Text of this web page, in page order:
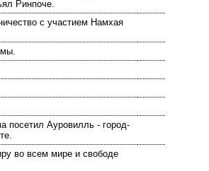
Ринпоче.
с участием Намхая
посетил Ауровилль - город-
во всем мире и свободе